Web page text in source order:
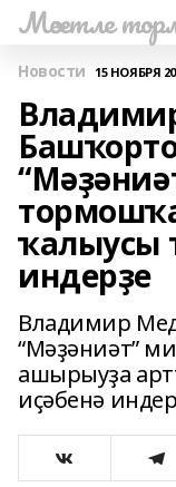
Мәсетле
Новости 15 НОЯБРЯ
ҡалыусы
индерҙе
Владимир
“Мәҙәниәт”
ашырыуҙа
иҫәбенә